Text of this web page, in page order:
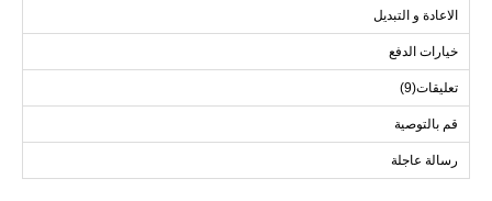
42
46
116
87
48
118
87
الاعادة و التبديل
خيارات الدفع
تعليقات(9)
قم بالتوصية
رسالة عاجلة